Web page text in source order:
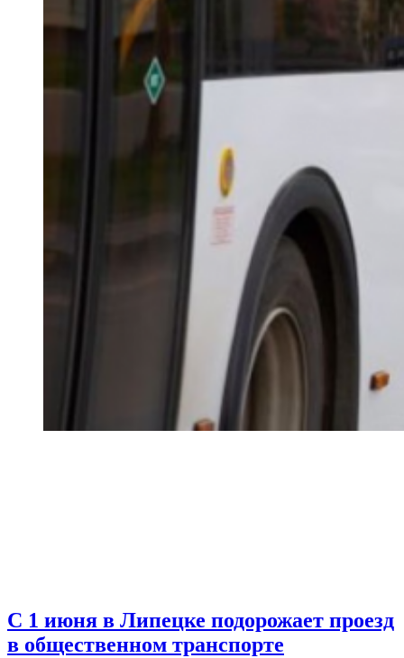
С 1 июня в Липецке подорожает проезд
в общественном транспорте